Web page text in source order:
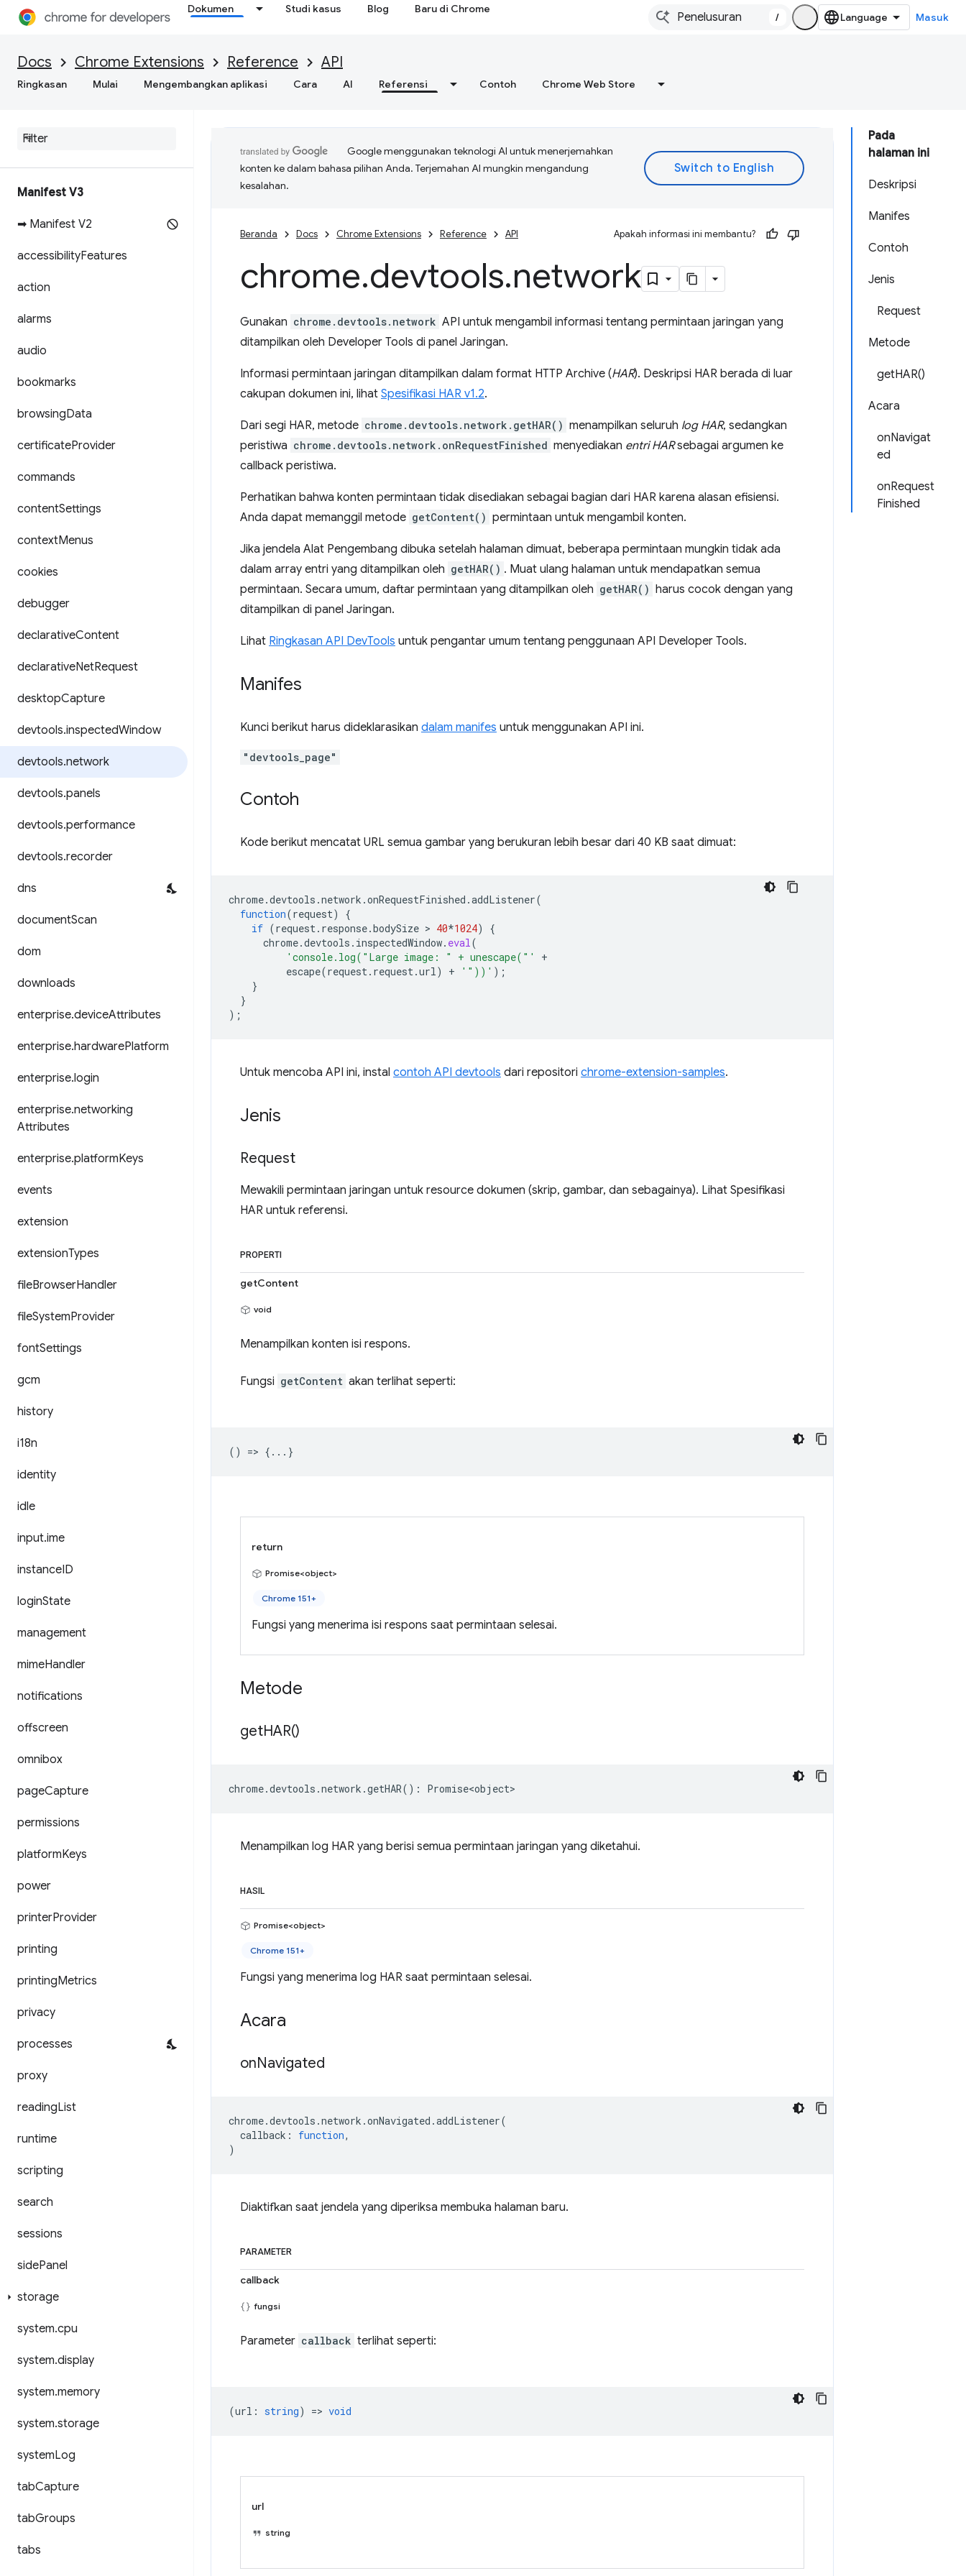
Dokumen Studi kasus Blog Baru di Chrome
/ Masuk
Docs Chrome Extensions Reference API
Ringkasan Mulai Mengembangkan aplikasi Cara AI Referensi Contoh Chrome Web Store
Manifest V3
➡ Manifest V2
accessibilityFeatures
action
alarms
audio
bookmarks
browsingData
certificateProvider
commands
contentSettings
contextMenus
cookies
debugger
declarativeContent
declarativeNetRequest
desktopCapture
devtools.inspectedWindow
devtools.network
devtools.panels
devtools.performance
devtools.recorder
dns
documentScan
dom
downloads
enterprise.deviceAttributes
enterprise.hardwarePlatform
enterprise.login
enterprise.networking
Attributes
enterprise.platformKeys
events
extension
extensionTypes
fileBrowserHandler
fileSystemProvider
fontSettings
gcm
history
i18n
identity
idle
input.ime
instanceID
loginState
management
mimeHandler
notifications
offscreen
omnibox
pageCapture
permissions
platformKeys
power
printerProvider
printing
printingMetrics
privacy
processes
proxy
readingList
runtime
scripting
search
sessions
sidePanel
storage
system.cpu
system.display
system.memory
system.storage
systemLog
tabCapture
tabGroups
tabs
Pada
halaman ini
Deskripsi
Manifes
Contoh
Jenis
Request
Metode
getHAR()
Acara
onNavigat
ed
onRequest
Finished
Google menggunakan teknologi AI untuk menerjemahkan
konten ke dalam bahasa pilihan Anda. Terjemahan AI mungkin mengandung
kesalahan.
Beranda Docs Chrome Extensions Reference API Apakah informasi ini membantu?
chrome.devtools.network
Gunakan chrome.devtools.network API untuk mengambil informasi tentang permintaan jaringan yang
ditampilkan oleh Developer Tools di panel Jaringan.
Informasi permintaan jaringan ditampilkan dalam format HTTP Archive (HAR). Deskripsi HAR berada di luar
cakupan dokumen ini, lihat Spesifikasi HAR v1.2.
Dari segi HAR, metode chrome.devtools.network.getHAR() menampilkan seluruh log HAR, sedangkan
peristiwa chrome.devtools.network.onRequestFinished menyediakan entri HARsebagai argumen ke
callback peristiwa.
Perhatikan bahwa konten permintaan tidak disediakan sebagai bagian dari HAR karena alasan efisiensi.
Anda dapat memanggil metode getContent() permintaan untuk mengambil konten.
Jika jendela Alat Pengembang dibuka setelah halaman dimuat, beberapa permintaan mungkin tidak ada
dalam array entri yang ditampilkan oleh getHAR() . Muat ulang halaman untuk mendapatkan semua
permintaan. Secara umum, daftar permintaan yang ditampilkan oleh getHAR() harus cocok dengan yang
ditampilkan di panel Jaringan.
Lihat Ringkasan API DevTools untuk pengantar umum tentang penggunaan API Developer Tools.
Manifes
Kunci berikut harus dideklarasikan dalam manifes untuk menggunakan API ini.
"devtools_page"
Contoh
Kode berikut mencatat URL semua gambar yang berukuran lebih besar dari 40 KB saat dimuat:
chrome.devtools .network .onRequestFinished .addListener(
function(request)
{
if (request. response.bodySize > 40*1024)
{
chrome.devtools . inspectedWindow. eval(
'console.log("Large image: " + unescape("'
+
escape(request. request.url) + '"))' );
}
}
);
Untuk mencoba API ini, instal contoh API devtools dari repositori chrome-extension-samples.
Jenis
Request
Mewakili permintaan jaringan untuk resource dokumen (skrip, gambar, dan sebagainya). Lihat Spesifikasi
HAR untuk referensi.
PROPERTI
getContent
void
Menampilkan konten isi respons.
Fungsi getContent akan terlihat seperti:
() => {...}
return
Promise<object>
Chrome 151+
Fungsi yang menerima isi respons saat permintaan selesai.
Metode
getHAR()
chrome.devtools .network .getHAR() : Promise<object>
Menampilkan log HAR yang berisi semua permintaan jaringan yang diketahui.
HASIL
Promise<object>
Chrome 151+
Fungsi yang menerima log HAR saat permintaan selesai.
Acara
onNavigated
chrome.devtools .network .onNavigated .addListener(
callback : function,
)
Diaktifkan saat jendela yang diperiksa membuka halaman baru.
PARAMETER
callback
fungsi
Parameter callback terlihat seperti:
(url : string) => void
url
string